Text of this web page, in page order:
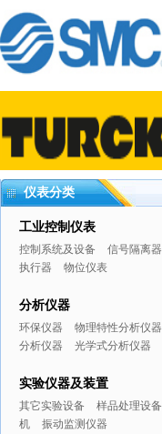
仪表分类
工业控制仪表
控制系统及设备 信号隔离器
执行器
物位仪表
分析仪器
环保仪器 物理特性分析仪器
分析仪器
光学式分析仪器
实验仪器及装置
其它实验设备 样品处理设备
机
振动监测仪器